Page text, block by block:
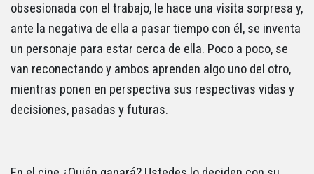
obsesionada con el trabajo, le hace una visita sorpresa y,
ante la negativa de ella a pasar tiempo con él, se inventa
un personaje para estar cerca de ella. Poco a poco, se
van reconectando y ambos aprenden algo uno del otro,
mientras ponen en perspectiva sus respectivas vidas y
decisiones, pasadas y futuras.